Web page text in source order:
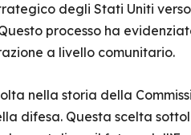
degli Stati Uniti verso
processo ha
a livello comunitario.
nella storia della
difesa. Questa scelta